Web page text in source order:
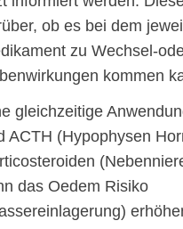
ob es bei dem
zu Wechsel-
kommen
gleichzeitige
ACTH (Hypophysen
das Oedem Risiko